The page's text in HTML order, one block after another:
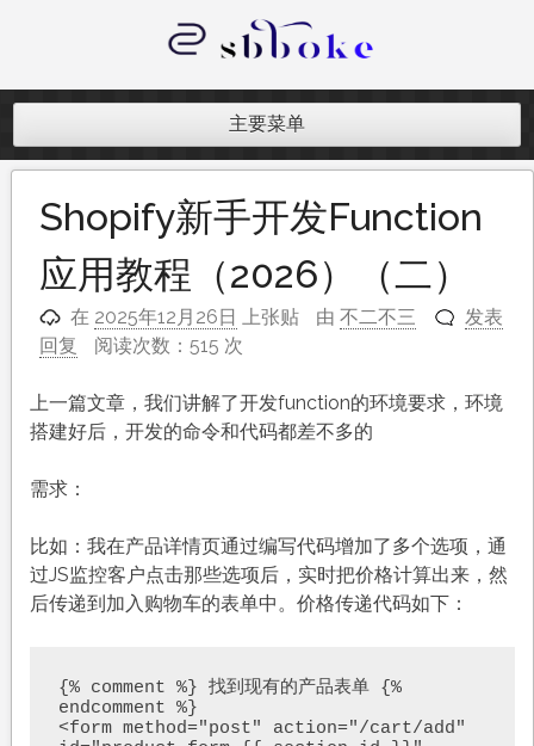
内
记录跨境电商独立站开发遇到的点点
主要菜单
Shopify新手开发Function
应用教程（2026）（二）
在 2025年12月26日 上张贴 由 不二不三
发表
回复
阅读次数：515 次
上一篇文章，我们讲解了开发function的环境要求，环境
搭建好后，开发的命令和代码都差不多的
需求：
比如：我在产品详情页通过编写代码增加了多个选项，通
过JS监控客户点击那些选项后，实时把价格计算出来，然
后传递到加入购物车的表单中。价格传递代码如下：
{% comment %} 找到现有的产品表单 {%
endcomment %}
<form method="post" action="/cart/add"